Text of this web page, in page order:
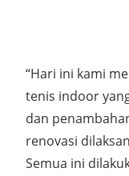
“Hari ini kami
tenis indoor
dan
renovasi
Semua ini